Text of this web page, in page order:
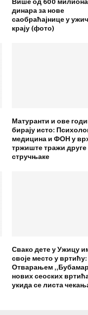
динара за нове
саобраћајнице у
крају (фото)
Матуранти и ове
бирају исто:
медицина и ФОН у
тржиште тражи друге
стручњаке
Свако дете у Ужицу
своје место у вртићу:
Отварањем
нових сеоских
укида се листа